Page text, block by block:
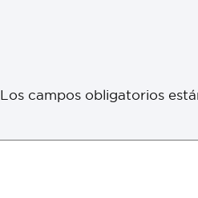
Los campos obligatorios